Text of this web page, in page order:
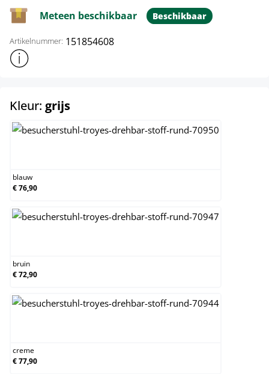
Meteen beschikbaar Beschikbaar
Artikelnummer: 151854608
Toon meer productinformatie
Kleur: grijsselect
blauw
€ 76,90
bruin
€ 72,90
creme
€ 77,90